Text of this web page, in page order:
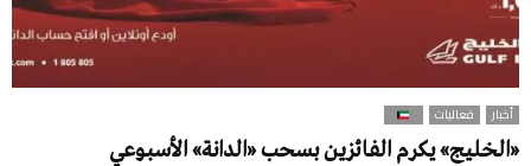
أخبار فعاليات
«الخليج» يكرم الفائزين بسحب «الدانة» الأسبوعي